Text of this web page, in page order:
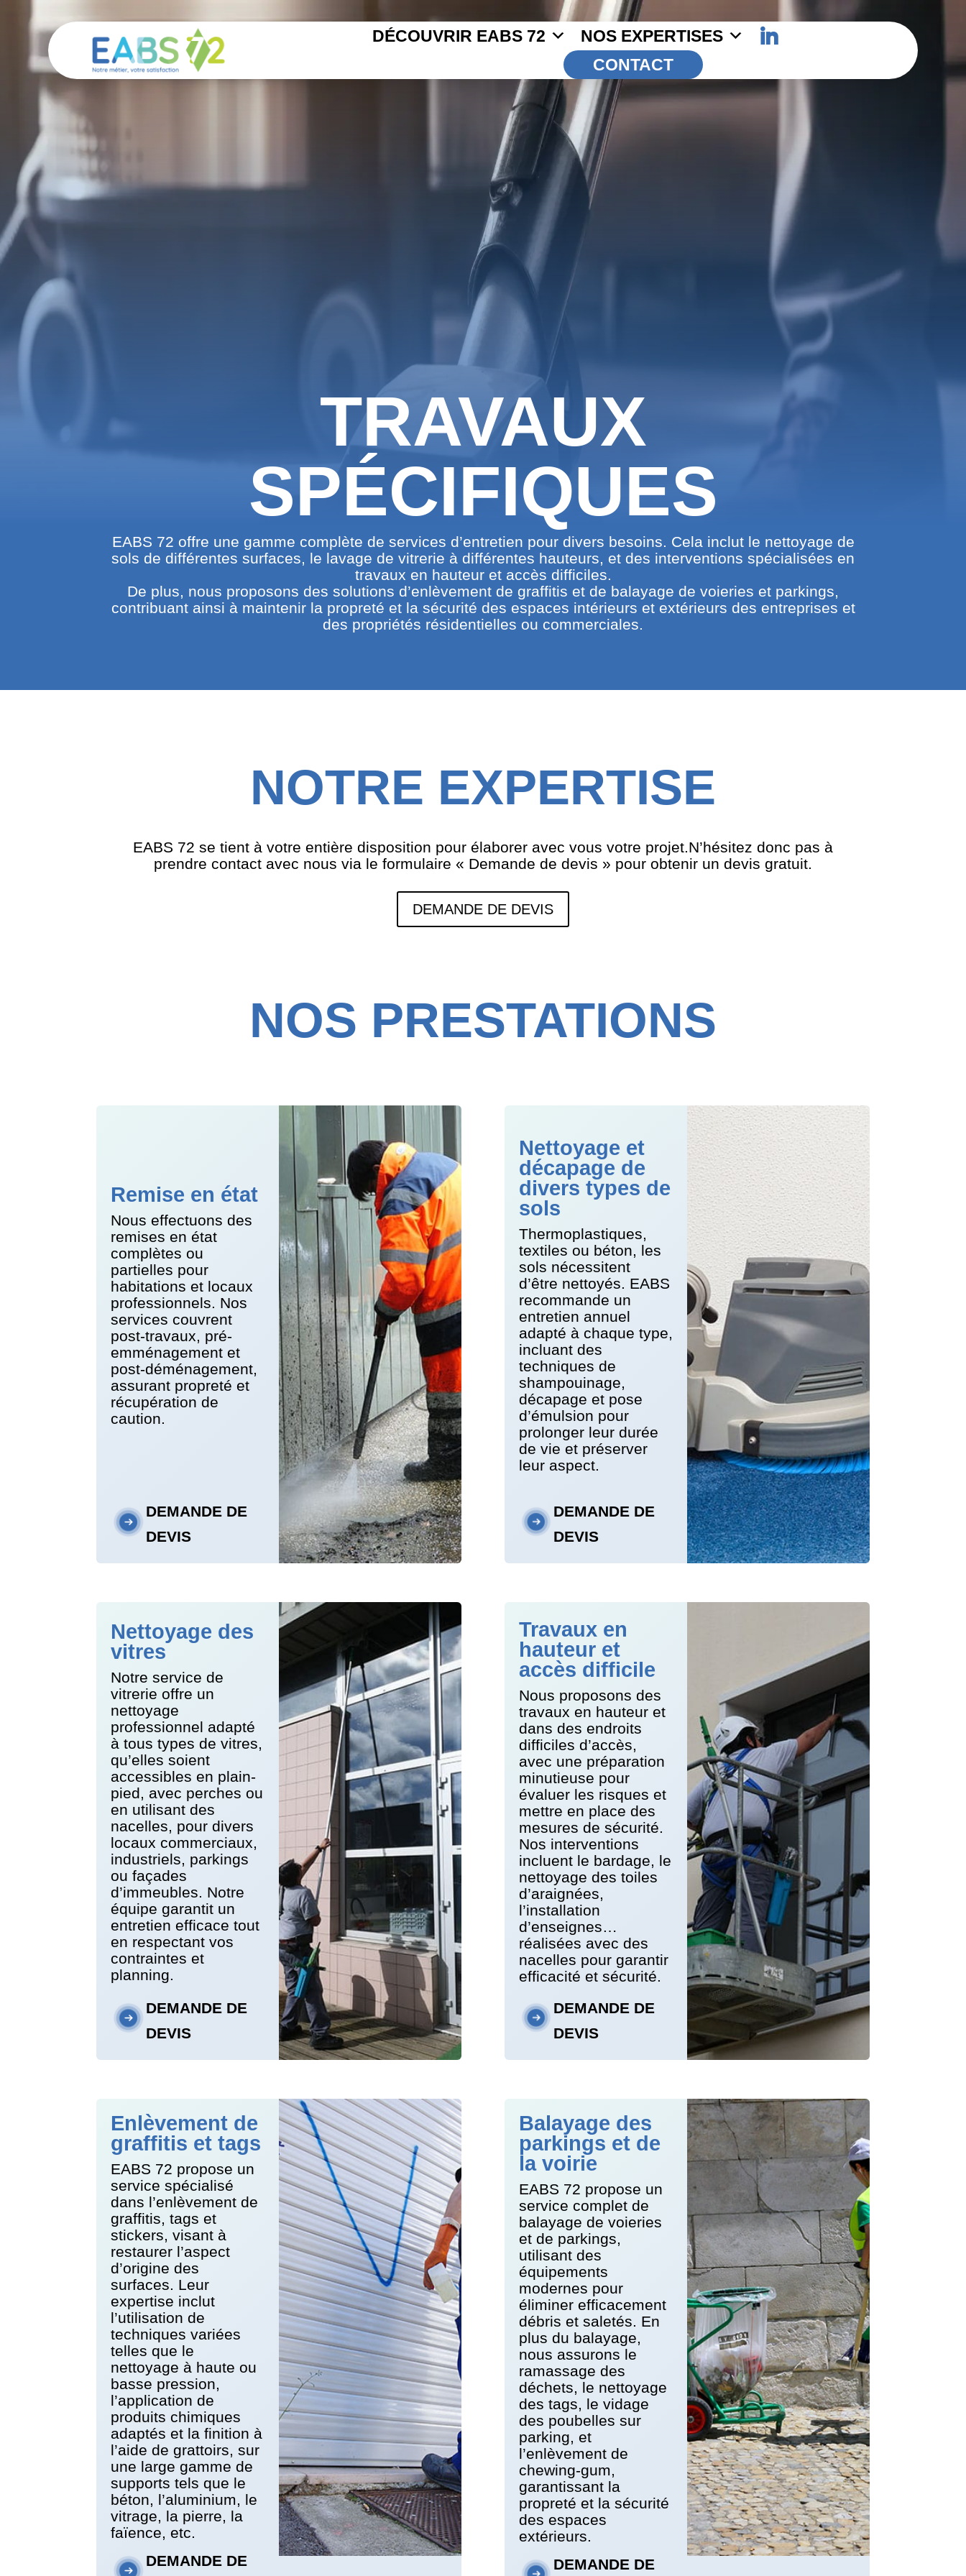
DÉCOUVRIR EABS 72
NOS EXPERTISES
CONTACT
TRAVAUX
SPÉCIFIQUES
EABS 72 offre une gamme complète de services d’entretien pour divers besoins. Cela inclut le nettoyage de
sols de différentes surfaces, le lavage de vitrerie à différentes hauteurs, et des interventions spécialisées en
travaux en hauteur et accès difficiles.
De plus, nous proposons des solutions d’enlèvement de graffitis et de balayage de voieries et parkings,
contribuant ainsi à maintenir la propreté et la sécurité des espaces intérieurs et extérieurs des entreprises et
des propriétés résidentielles ou commerciales.
NOTRE EXPERTISE
EABS 72 se tient à votre entière disposition pour élaborer avec vous votre projet.N’hésitez donc pas à
prendre contact avec nous via le formulaire « Demande de devis » pour obtenir un devis gratuit.
DEMANDE DE DEVIS
NOS PRESTATIONS
Remise en état
Nous effectuons des
remises en état
complètes ou
partielles pour
habitations et locaux
professionnels. Nos
services couvrent
post-travaux, pré-
emménagement et
post-déménagement,
assurant propreté et
récupération de
caution.
DEMANDE DE
DEVIS
Nettoyage et
décapage de
divers types de
sols
Thermoplastiques,
textiles ou béton, les
sols nécessitent
d’être nettoyés. EABS
recommande un
entretien annuel
adapté à chaque type,
incluant des
techniques de
shampouinage,
décapage et pose
d’émulsion pour
prolonger leur durée
de vie et préserver
leur aspect.
DEMANDE DE
DEVIS
Nettoyage des
vitres
Notre service de
vitrerie offre un
nettoyage
professionnel adapté
à tous types de vitres,
qu’elles soient
accessibles en plain-
pied, avec perches ou
en utilisant des
nacelles, pour divers
locaux commerciaux,
industriels, parkings
ou façades
d’immeubles. Notre
équipe garantit un
entretien efficace tout
en respectant vos
contraintes et
planning.
DEMANDE DE
DEVIS
Travaux en
hauteur et
accès difficile
Nous proposons des
travaux en hauteur et
dans des endroits
difficiles d’accès,
avec une préparation
minutieuse pour
évaluer les risques et
mettre en place des
mesures de sécurité.
Nos interventions
incluent le bardage, le
nettoyage des toiles
d’araignées,
l’installation
d’enseignes…
réalisées avec des
nacelles pour garantir
efficacité et sécurité.
DEMANDE DE
DEVIS
Enlèvement de
graffitis et tags
EABS 72 propose un
service spécialisé
dans l’enlèvement de
graffitis, tags et
stickers, visant à
restaurer l’aspect
d’origine des
surfaces. Leur
expertise inclut
l’utilisation de
techniques variées
telles que le
nettoyage à haute ou
basse pression,
l’application de
produits chimiques
adaptés et la finition à
l’aide de grattoirs, sur
une large gamme de
supports tels que le
béton, l’aluminium, le
vitrage, la pierre, la
faïence, etc.
DEMANDE DE
Balayage des
parkings et de
la voirie
EABS 72 propose un
service complet de
balayage de voieries
et de parkings,
utilisant des
équipements
modernes pour
éliminer efficacement
débris et saletés. En
plus du balayage,
nous assurons le
ramassage des
déchets, le nettoyage
des tags, le vidage
des poubelles sur
parking, et
l’enlèvement de
chewing-gum,
garantissant la
propreté et la sécurité
des espaces
extérieurs.
DEMANDE DE